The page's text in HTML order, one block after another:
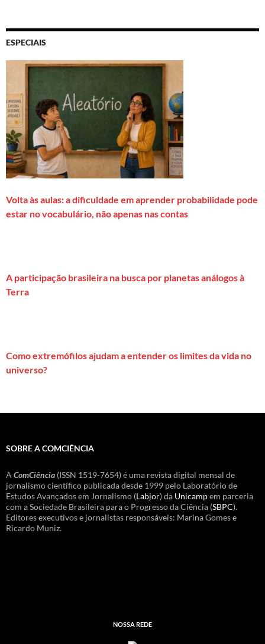
ESPECIAIS
Volta às aulas: a dificuldade em aprender probabilidade pode
estar no vocabulário, não apenas nas contas
A participação brasileira na busca por planetas análogos à
Terra
Como extremófilos ajudam a entender os limites da vida no
universo?
SOBRE A COMCIÊNCIA
A ComCiência (ISSN 1519-7654) é uma revista digital mensal de
jornalismo científico publicada desde 1999 pelo Laboratório de
Estudos Avançados em Jornalismo (Labjor) da Unicampem parceria
com a Sociedade Brasileira para o Progresso da Ciência (SBPC).
Editores executivos e jornalistas responsáveis: Marina Gomes e
Ricardo Muniz.
NOSSA REDE